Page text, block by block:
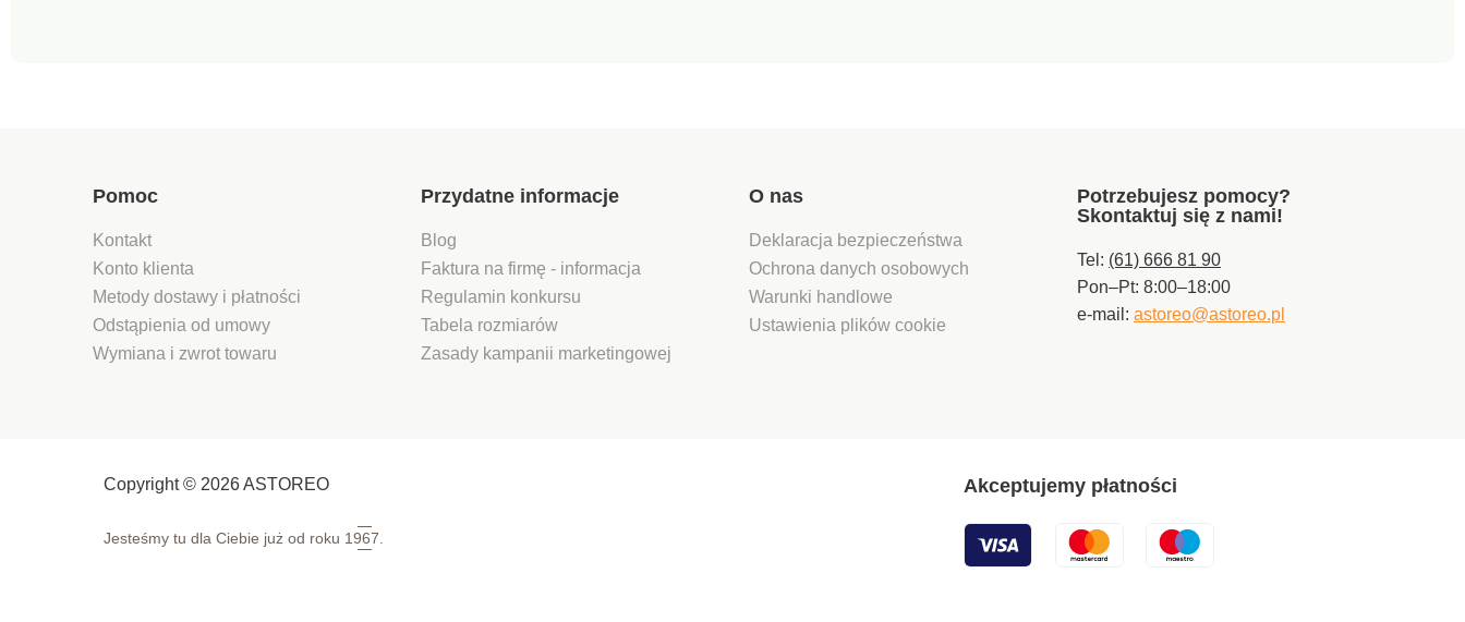
Pomoc
Kontakt
Konto klienta
Metody dostawy i płatności
Odstąpienia od umowy
Wymiana i zwrot towaru
Przydatne informacje
Blog
Faktura na firmę - informacja
Regulamin konkursu
Tabela rozmiarów
Zasady kampanii marketingowej
O nas
Deklaracja bezpieczeństwa
Ochrona danych osobowych
Warunki handlowe
Ustawienia plików cookie
Potrzebujesz pomocy?
Skontaktuj się z nami!
Tel: (61) 666 81 90
Pon–Pt: 8:00–18:00
e-mail: astoreo@astoreo.pl
Copyright © 2026 ASTOREO
Jesteśmy tu dla Ciebie już od roku 1967.
Akceptujemy płatności